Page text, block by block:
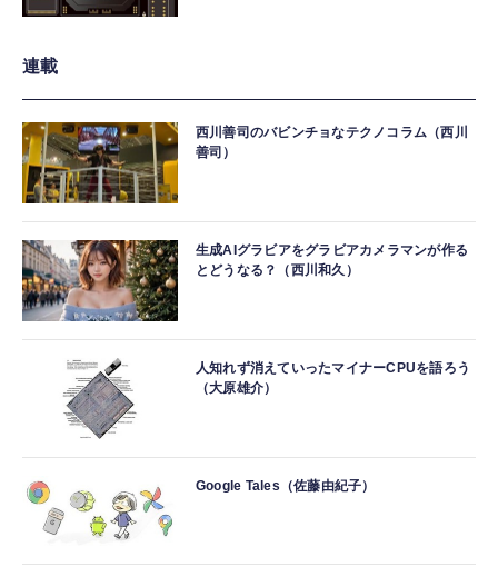
連載
西川善司のバビンチョなテクノコラム（西川
善司）
生成AIグラビアをグラビアカメラマンが作る
とどうなる？（西川和久）
人知れず消えていったマイナーCPUを語ろう
（大原雄介）
Google Tales（佐藤由紀子）